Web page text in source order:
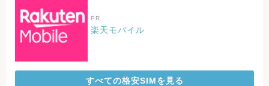
PR
楽天モバイル
すべての格安SIMを見る